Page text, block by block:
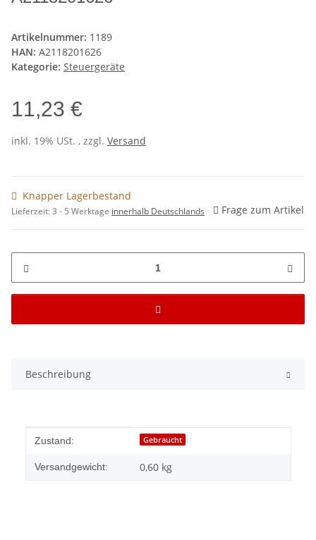
Artikelnummer: 1189
HAN: A2118201626
Kategorie: Steuergeräte
11,23 €
inkl. 19% USt. , zzgl. Versand
Knapper Lagerbestand
Lieferzeit:3 - 5 Werktage innerhalb Deutschlands Frage zum Artikel
Beschreibung
Produkteigenschaft
Wert
Zustand: Gebraucht
Versandgewicht: 0,60 kg